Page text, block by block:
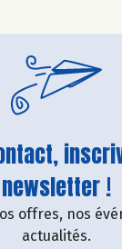
newsletter !
offres, nos
actualités.